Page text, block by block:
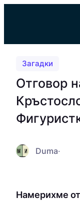
Загадки
Отговор
Duma·
Намерихме